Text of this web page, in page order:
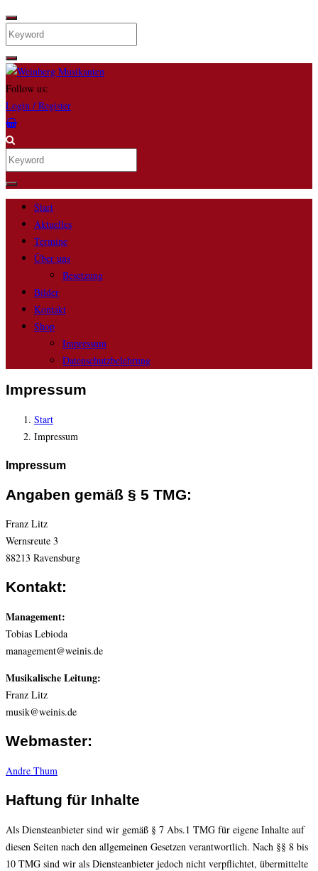
Search
Follow us:
Login / Register
Search
Start
Aktuelles
Termine
Über uns
Besetzung
Bilder
Kontakt
Shop
Impressum
Datenschutzbelehrung
Impressum
Start
Impressum
Impressum
Angaben gemäß § 5 TMG:
Franz Litz
Wernsreute 3
88213 Ravensburg
Kontakt:
Management:
Tobias Lebioda
management@weinis.de
Musikalische Leitung:
Franz Litz
musik@weinis.de
Webmaster:
Andre Thum
Haftung für Inhalte
Als Diensteanbieter sind wir gemäß § 7 Abs.1 TMG für eigene Inhalte auf
diesen Seiten nach den allgemeinen Gesetzen verantwortlich. Nach §§ 8 bis
10 TMG sind wir als Diensteanbieter jedoch nicht verpflichtet, übermittelte